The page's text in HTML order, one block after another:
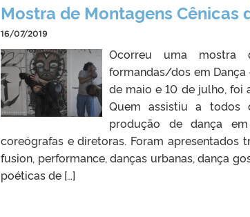
Mostra de Montagens Cênicas
16/07/2019
Ocorreu uma mostra
formandas/dos em Dança
de maio e 10 de julho, foi
Quem assistiu a todos
produção de dança
coreógrafas e diretoras. Foram apresentados
fusion, performance, danças urbanas, dança
poéticas de […]